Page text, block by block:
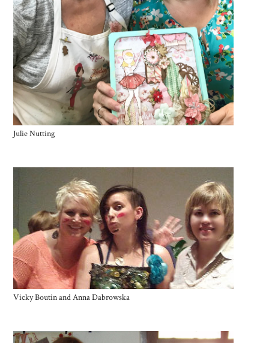
Julie Nutting
Vicky Boutin and Anna Dabrowska